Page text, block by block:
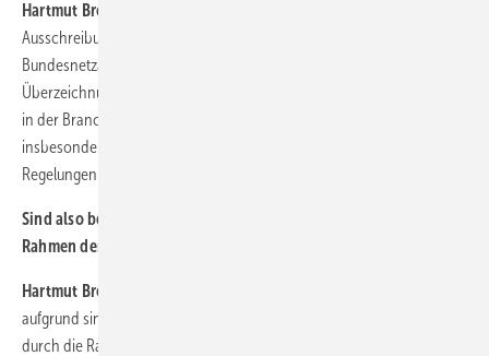
Hartmut Brösamle:
Ausschreibungstermine und zum anderen kann die
Bundesnetzagentur das Ausschreibungsvolumen bei drohender
Überzeichnung senken. Dies führt zu einer generellen Verunsicherung
in der Branche. Es kann davon ausgegangen werden, dass
insbesondere Projekte mit einer kleinen Anlagenanzahl von diesen
Regelungen betroffen sein dürften.
Sind also besonders kleinere Projekte von sinkenden Preisen im
Rahmen der EEG-Ausschreibung betroffen?
Hartmut Brösamle:
aufgrund sinkender Wirtschaftlichkeit und größerer Verunsicherung
durch die Rahmenbedingungen im EEG und die steigenden